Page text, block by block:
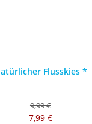
Flusskies *
9,99 €
7,99 €